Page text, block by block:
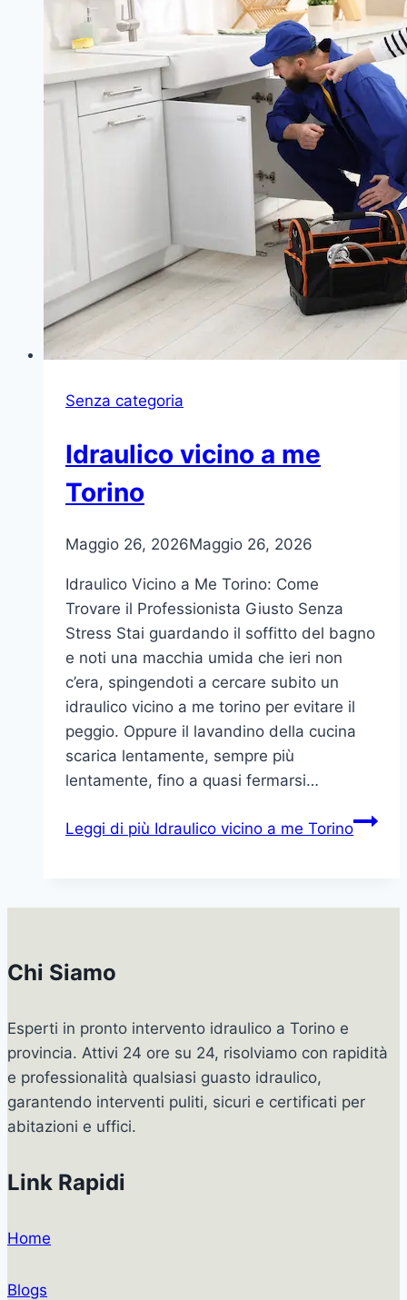
Senza categoria
Idraulico vicino a me
Torino
Maggio 26, 2026Maggio 26, 2026
Idraulico Vicino a Me Torino: Come
Trovare il Professionista Giusto Senza
Stress Stai guardando il soffitto del bagno
e noti una macchia umida che ieri non
c’era, spingendoti a cercare subito un
idraulico vicino a me torino per evitare il
peggio. Oppure il lavandino della cucina
scarica lentamente, sempre più
lentamente, fino a quasi fermarsi…
Leggi di più Idraulico vicino a me Torino
Chi Siamo
Esperti in pronto intervento idraulico a Torino e
provincia. Attivi 24 ore su 24, risolviamo con rapidità
e professionalità qualsiasi guasto idraulico,
garantendo interventi puliti, sicuri e certificati per
abitazioni e uffici.
Link Rapidi
Home
Blogs